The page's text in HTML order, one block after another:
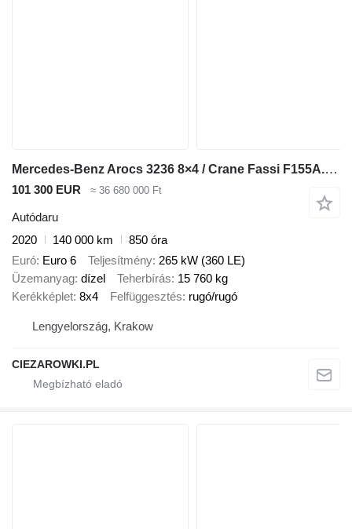
Mercedes-Benz Arocs 3236 8×4 / Crane Fassi F155A.0.22 / remote control / 2-way
101 300 EUR ≈ 36 680 000 Ft
Autódaru
2020
140 000 km
850 óra
Euró Euro 6 Teljesítmény 265 kW (360 LE)
Üzemanyag dízel Teherbírás 15 760 kg
Kerékképlet 8x4 Felfüggesztés rugó/rugó
Lengyelország, Krakow
CIEZAROWKI.PL